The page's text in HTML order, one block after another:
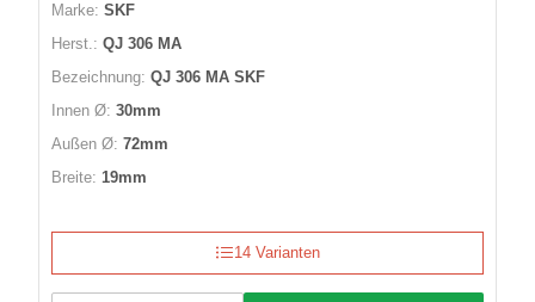
Marke: SKF
Herst.: QJ 306 MA
Bezeichnung: QJ 306 MA SKF
Innen Ø: 30mm
Außen Ø: 72mm
Breite: 19mm
14 Varianten